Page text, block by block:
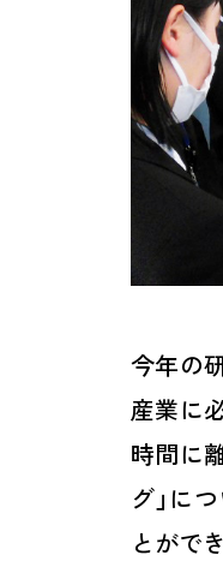
今年の
産業に
時間に
グ」に
とがで